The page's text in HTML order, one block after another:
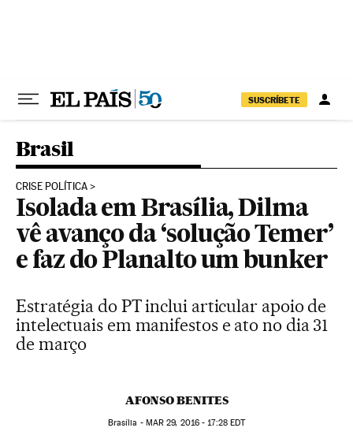
SUSCRÍBETE
Brasil
CRISE POLÍTICA
Isolada em Brasília, Dilma
vê avanço da ‘solução Temer’
e faz do Planalto um bunker
Estratégia do PT inclui articular apoio de
intelectuais em manifestos e ato no dia 31
de março
AFONSO BENITES
Brasília - MAR 29, 2016 - 17:28EDT